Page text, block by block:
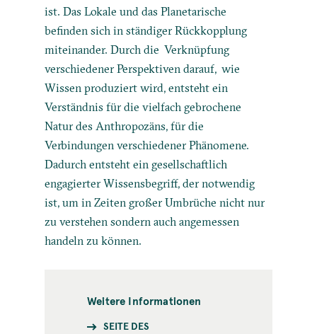
ist. Das Lokale und das Planetarische
befinden sich in ständiger Rückkopplung
miteinander. Durch die Verknüpfung
verschiedener Perspektiven darauf, wie
Wissen produziert wird, entsteht ein
Verständnis für die vielfach gebrochene
Natur des Anthropozäns, für die
Verbindungen verschiedener Phänomene.
Dadurch entsteht ein gesellschaftlich
engagierter Wissensbegriff, der notwendig
ist, um in Zeiten großer Umbrüche nicht nur
zu verstehen sondern auch angemessen
handeln zu können.
Weitere Informationen
SEITE DES